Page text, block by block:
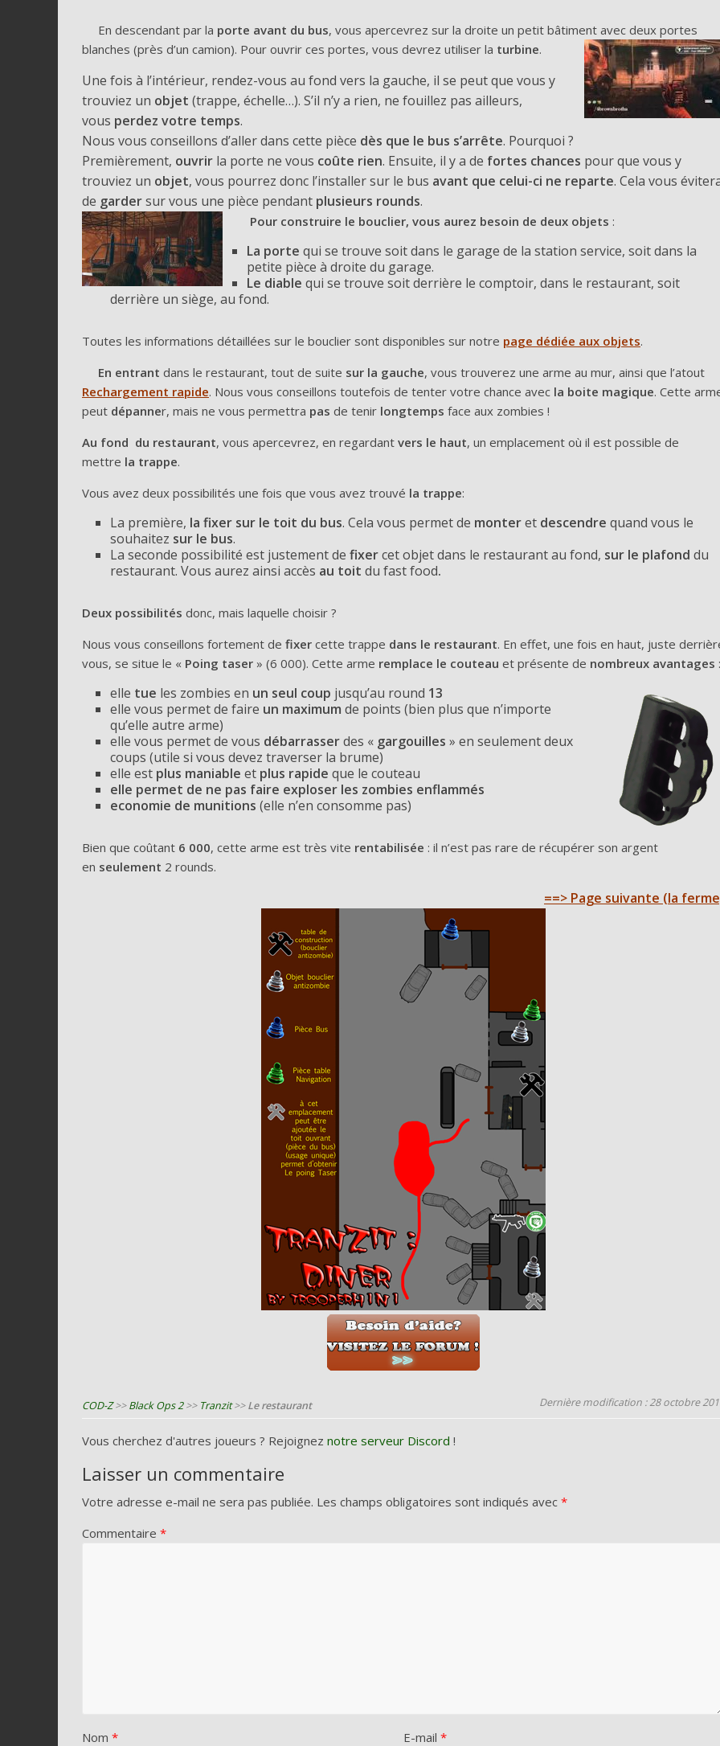
En descendant par la porte avant du bus, vous apercevrez sur la droite un petit bâtiment avec deux portes
blanches (près d’un camion). Pour ouvrir ces portes, vous devrez utiliser la turbine.
Une fois à l’intérieur, rendez-vous au fond vers la gauche, il se peut que vous y
trouviez un objet (trappe, échelle…). S’il n’y a rien, ne fouillez pas ailleurs,
vous perdez votre temps.
Nous vous conseillons d’aller dans cette pièce dès que le bus s’arrête. Pourquoi ?
Premièrement, ouvrir la porte ne vous coûte rien. Ensuite, il y a de fortes chances pour que vous y
trouviez un objet, vous pourrez donc l’installer sur le bus avant que celui-ci ne reparte. Cela vous
de gardersur vous une pièce pendant plusieurs rounds.
Pour construire le bouclier, vous aurez besoin de deux objets :
La porte qui se trouve soit dans le garage de la station service, soit dans la
petite pièce à droite du garage.
Le diable qui se trouve soit derrière le comptoir, dans le restaurant, soit
derrière un siège, au fond.
Toutes les informations détaillées sur le bouclier sont disponibles sur notre page dédiée aux objets.
En entrant dans le restaurant, tout de suite sur la gauche, vous trouverez une arme au mur, ainsi que l’atout
Rechargement rapide. Nous vous conseillons toutefois de tenter votre chance avec la boite magique. Cette
peut dépanner, mais ne vous permettra pas de tenir longtemps face aux zombies !
Au fond du restaurant, vous apercevrez, en regardant vers le haut, un emplacement où il est possible de
mettre la trappe.
Vous avez deux possibilités une fois que vous avez trouvé la trappe:
La première, la fixer sur le toit du bus. Cela vous permet de monteret descendre quand vous le
souhaitez sur le bus.
La seconde possibilité est justement de fixercet objet dans le restaurant au fond, sur le plafond du
restaurant. Vous aurez ainsi accès au toit du fast food.
Deux possibilités donc, mais laquelle choisir ?
Nous vous conseillons fortement de fixer cette trappe dans le restaurant. En effet, une fois en haut, juste
vous, se situe le « Poing taser » (6 000). Cette arme remplace le couteau et présente de nombreux avantages :
elle tue les zombies en un seul coup jusqu’au round 13
elle vous permet de faire un maximum de points (bien plus que n’importe
qu’elle autre arme)
elle vous permet de vous débarrasserdes « gargouilles » en seulement deux
coups (utile si vous devez traverser la brume)
elle est plus maniable et plus rapide que le couteau
elle permet de ne pas faire exploser les zombies enflammés
economie de munitions (elle n’en consomme pas)
Bien que coûtant 6 000, cette arme est très vite rentabilisée : il n’est pas rare de récupérer son argent
en seulement 2 rounds.
==> Page suivante (la
Dernière modification : 28 octobre
COD-Z>>Black Ops 2>> Tranzit>>Le restaurant
Vous cherchez d'autres joueurs ? Rejoignez notre serveur Discord !
Laisser un commentaire
Votre adresse e-mail ne sera pas publiée. Les champs obligatoires sont indiqués avec *
Commentaire *
Nom * E-mail *